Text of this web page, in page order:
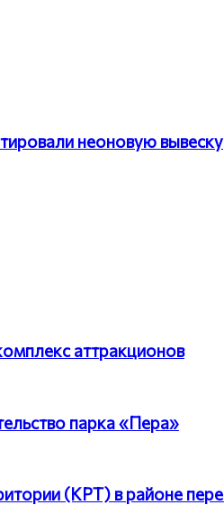
неоновую вывеску
аттракционов
парка «Пера»
(КРТ) в районе